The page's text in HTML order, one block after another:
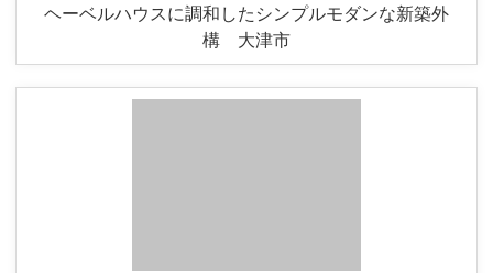
ヘーベルハウスに調和したシンプルモダンな新築外
構 大津市